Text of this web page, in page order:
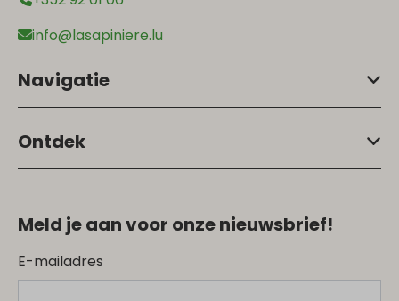
info@lasapiniere.lu
Navigatie
Ontdek
Meld je aan voor onze nieuwsbrief!
E-mailadres